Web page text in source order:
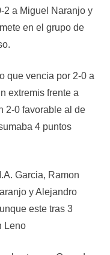
2 a Miguel Naranjo y
en el grupo de
que vencia por 2-0 a
extremis frente a
2-0 favorable al de
4 puntos
Garcia, Ramon
y Alejandro
este tras 3
Leno